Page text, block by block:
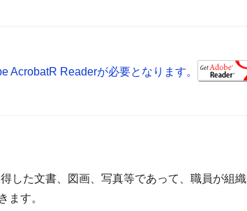
AcrobatR Readerが必要となります。
した文書、図画、写真等であって、職員が組
ます。